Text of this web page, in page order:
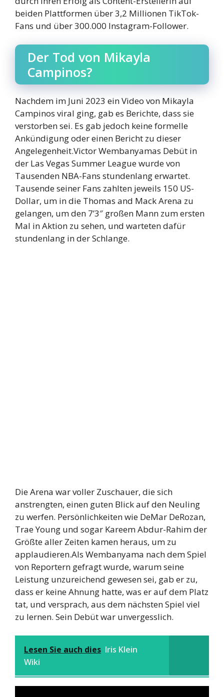
beiden Plattformen über 3,2 Millionen TikTok-
Fans und über 300.000 Instagram-Follower.
Der Tod von Mikayla
Campinos?
Nachdem im Juni 2023 ein Video von Mikayla
Campinos viral ging, gab es Berichte, dass sie
verstorben sei. Es gab jedoch keine formelle
Ankündigung oder einen Bericht zu dieser
Angelegenheit.Victor Wembanyamas Debüt in
der Las Vegas Summer League wurde von
Tausenden NBA-Fans stundenlang erwartet.
Tausende seiner Fans zahlten jeweils 150 US-
Dollar, um in die Thomas and Mack Arena zu
gelangen, um den 7’3″ großen Mann zum ersten
Mal in Aktion zu sehen, und warteten dafür
stundenlang in der Schlange.
Die Arena war voller Zuschauer, die sich
anstrengten, einen guten Blick auf den Neuling
zu werfen. Persönlichkeiten wie DeMar DeRozan,
Trae Young und sogar Kareem Abdur-Rahim der
Größte aller Zeiten kamen heraus, um zu
applaudieren.Als Wembanyama nach dem Spiel
von Reportern gefragt wurde, warum seine
Leistung unzureichend gewesen sei, gab er zu,
dass er keine Ahnung hatte, was er auf dem Platz
tat, und versprach, aus dem nächsten Spiel viel
zu lernen. Sein Debüt war unvergesslich.
Lesen Sie auch dies Iris Klein
Wiki